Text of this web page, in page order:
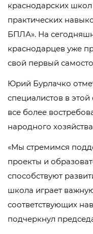
краснодарских
практических
БПЛА». На
краснодарцев уже
свой первый
Юрий Бурлачко
специалистов в этой
все более
народного
«Мы стремимся
проекты и
способствуют
школа играет
соответствующих
подчеркнул